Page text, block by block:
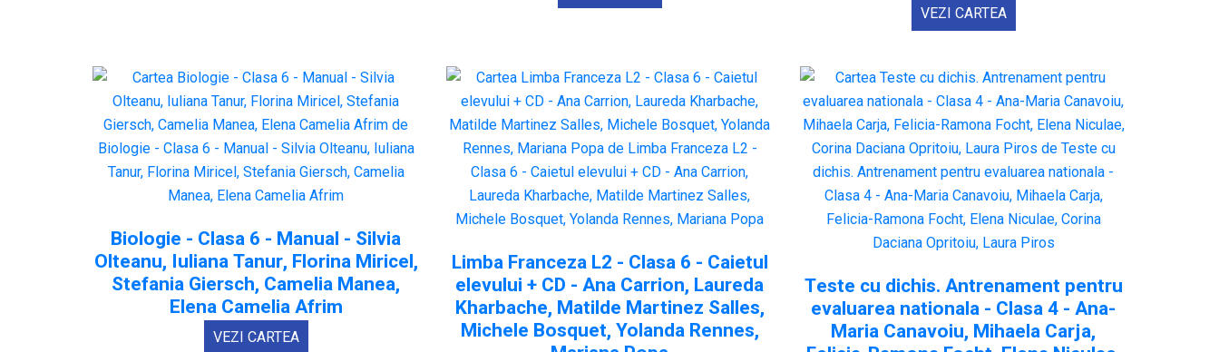
VEZI CARTEA
Biologie - Clasa 6 - Manual - Silvia
Olteanu, Iuliana Tanur, Florina Miricel,
Stefania Giersch, Camelia Manea,
Elena Camelia Afrim
VEZI CARTEA
Limba Franceza L2 - Clasa 6 - Caietul
elevului + CD - Ana Carrion, Laureda
Kharbache, Matilde Martinez Salles,
Michele Bosquet, Yolanda Rennes,
Teste cu dichis. Antrenament pentru
evaluarea nationala - Clasa 4 - Ana-
Maria Canavoiu, Mihaela Carja,